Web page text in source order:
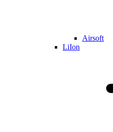
Airsoft
LiIon